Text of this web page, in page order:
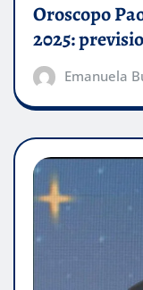
Oroscopo
2025:
Emanuela